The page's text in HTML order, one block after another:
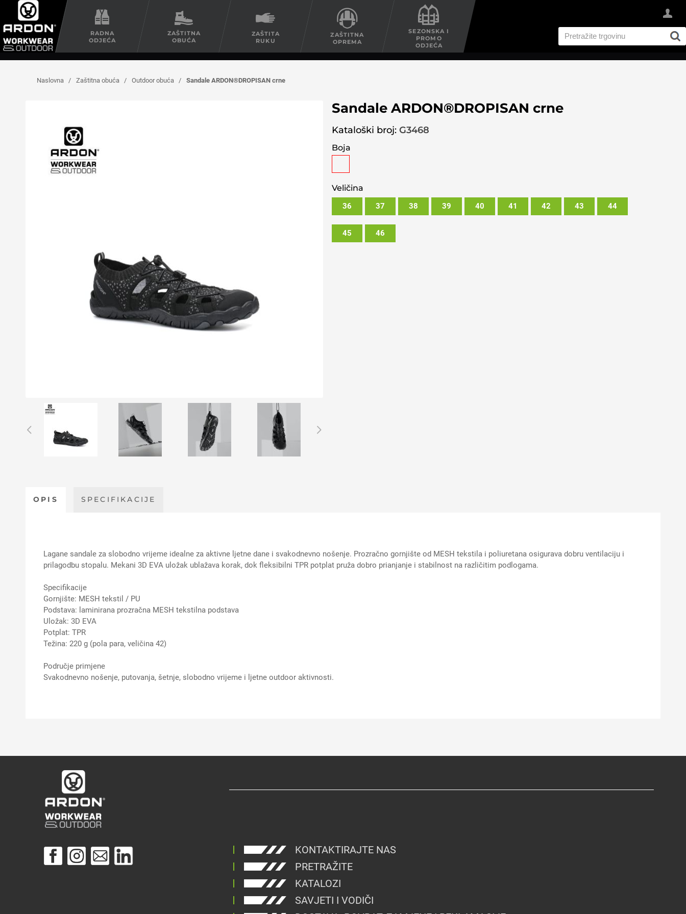
RADNA
ODJEĆA
ZAŠTITNA
OBUĆA
ZAŠTITA
RUKU
ZAŠTITNA
OPREMA
SEZONSKA I
PROMO
ODJEĆA
Naslovna / Zaštitna obuća / Outdoor obuća / Sandale ARDON®DROPISAN crne
Sandale ARDON®DROPISAN crne
Kataloški broj: G3468
Boja
Veličina
36 37 38 39 40 41 42 43 44
45 46
OPIS SPECIFIKACIJE
Lagane sandale za slobodno vrijeme idealne za aktivne ljetne dane i svakodnevno nošenje. Prozračno gornjište od MESH tekstila i poliuretana osigurava dobru ventilaciju i
prilagodbu stopalu. Mekani 3D EVA uložak ublažava korak, dok fleksibilni TPR potplat pruža dobro prianjanje i stabilnost na različitim podlogama.
Specifikacije
Gornjište: MESH tekstil / PU
Podstava: laminirana prozračna MESH tekstilna podstava
Uložak: 3D EVA
Potplat: TPR
Težina: 220 g (pola para, veličina 42)
Područje primjene
Svakodnevno nošenje, putovanja, šetnje, slobodno vrijeme i ljetne outdoor aktivnosti.
KONTAKTIRAJTE NAS
PRETRAŽITE
KATALOZI
SAVJETI I VODIČI